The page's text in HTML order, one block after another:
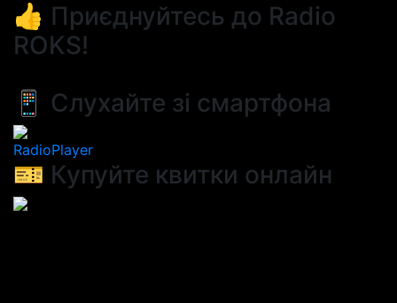
👍 Приєднуйтесь до Radio
ROKS!
📱 Слухайте зі смартфона
RadioPlayer
🎫 Купуйте квитки онлайн